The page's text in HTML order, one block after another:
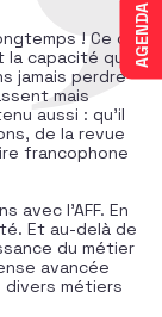
AGENDA
! Ce qui
capacité qu’a
jamais perdre
mais
aussi : qu’il
de la revue
francophone
l’AFF. En
Et au-delà de
du métier
avancée
divers métiers